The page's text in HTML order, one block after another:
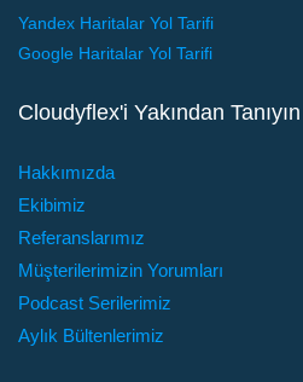
Yandex Haritalar Yol Tarifi
Google Haritalar Yol Tarifi
Cloudyflex'i Yakından Tanıyın
Hakkımızda
Ekibimiz
Referanslarımız
Müşterilerimizin Yorumları
Podcast Serilerimiz
Aylık Bültenlerimiz